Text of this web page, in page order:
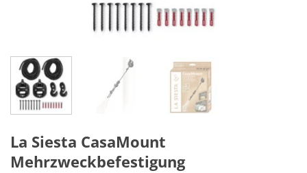
La Siesta CasaMount
Mehrzweckbefestigung